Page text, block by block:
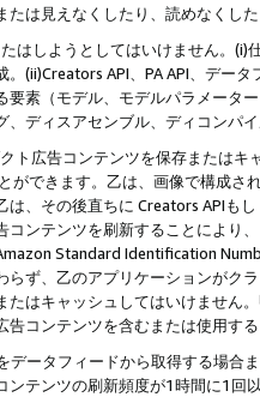
たは見えなくしたり、読めなくし
はしようとしてはいけません。
。(ii)Creators API、PA API、デー
要素（モデル、モデルパラメータ
、ディスアセンブル、ディコンパ
ト広告コンテンツを保存または
ができます。乙は、画像で構成
、その後直ちに Creators APIも
コンテンツを刷新することにより
Standard Identification
らず、乙のアプリケーションがク
たはキャッシュしてはいけません
告コンテンツを含むまたは使用す
データフィードから取得する場合
ンテンツの刷新頻度が1時間に1